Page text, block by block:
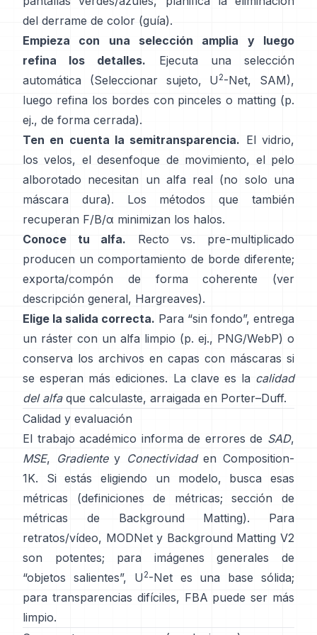
del derrame de color (guía).
Empieza con una selección amplia y luego
refina los detalles. Ejecuta una selección
automática (Seleccionar sujeto,
U2-Net, SAM),
luego refina los bordes con pinceles o matting (p.
ej., de forma cerrada).
Ten en cuenta la semitransparencia. El vidrio,
los velos, el desenfoque de movimiento, el pelo
alborotado necesitan un alfa real (no solo una
máscara dura). Los métodos que también
recuperan F/B/α minimizan los halos.
Conoce tu alfa.
Recto vs. pre-multiplicado
producen un comportamiento de borde diferente;
exporta/compón de forma coherente (ver
descripción general, Hargreaves).
Elige la salida correcta. Para “sin fondo”, entrega
un ráster con un alfa limpio (p. ej., PNG/WebP) o
conserva los archivos en capas con máscaras si
se esperan más ediciones. La clave es la calidad
del alfaque calculaste, arraigada en Porter–Duff.
Calidad y evaluación
El trabajo académico informa de errores de SAD,
MSE, Gradientey Conectividaden Composition-
1K. Si estás eligiendo un modelo, busca esas
métricas
(definiciones de métricas;
sección de
métricas de Background Matting). Para
retratos/vídeo, MODNety Background Matting V2
son potentes; para imágenes generales de
“objetos salientes”,
U2-Netes una base sólida;
para transparencias difíciles, FBA puede ser más
limpio.